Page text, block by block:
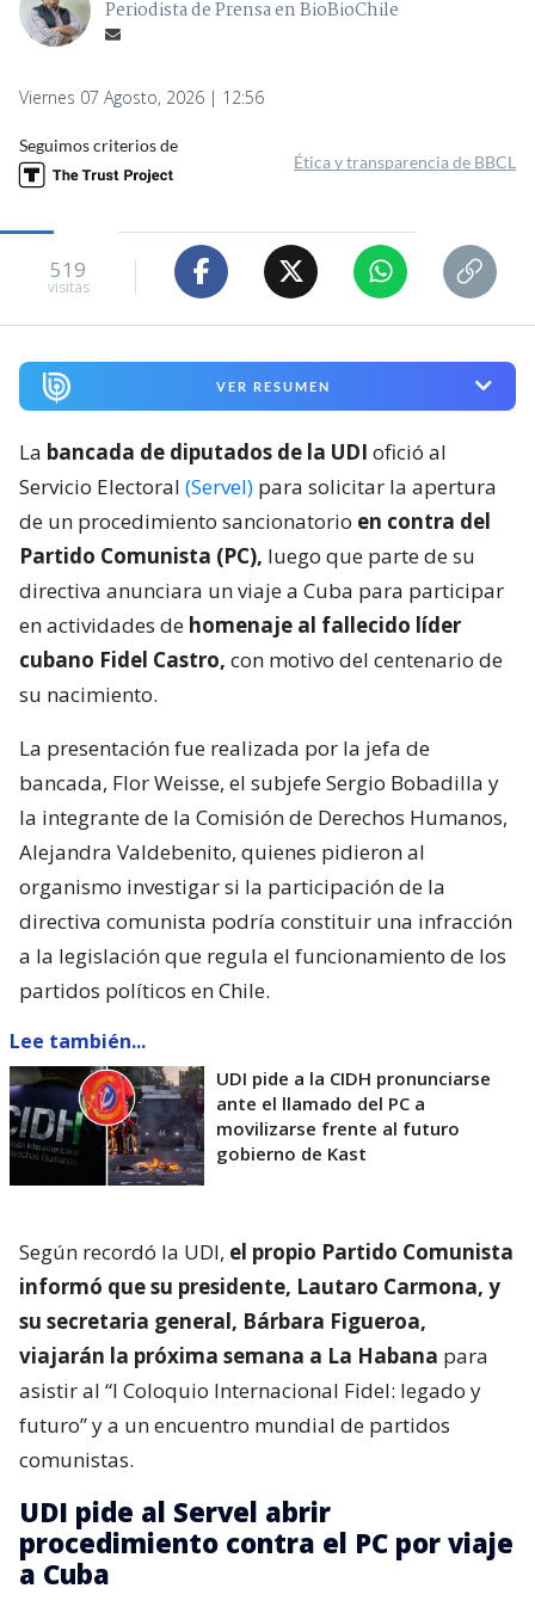
Periodista de Prensa en BioBioChile
Viernes 07 Agosto, 2026 | 12:56
Seguimos criterios de
Ética y transparencia de BBCL
519
visitas
VER RESUMEN
La bancada de diputados de la UDI ofició al
Servicio Electoral (Servel) para solicitar la apertura
de un procedimiento sancionatorio en contra del
Partido Comunista (PC), luego que parte de su
directiva anunciara un viaje a Cuba para participar
en actividades de homenaje al fallecido líder
cubano Fidel Castro, con motivo del centenario de
su nacimiento.
La presentación fue realizada por la jefa de
bancada, Flor Weisse, el subjefe Sergio Bobadilla y
la integrante de la Comisión de Derechos Humanos,
Alejandra Valdebenito, quienes pidieron al
organismo investigar si la participación de la
directiva comunista podría constituir una infracción
a la legislación que regula el funcionamiento de los
partidos políticos en Chile.
Lee también...
UDI pide a la CIDH pronunciarse
ante el llamado del PC a
movilizarse frente al futuro
gobierno de Kast
Según recordó la UDI, el propio Partido Comunista
informó que su presidente, Lautaro Carmona, y
su secretaria general, Bárbara Figueroa,
viajarán la próxima semana a La Habana para
asistir al “I Coloquio Internacional Fidel: legado y
futuro” y a un encuentro mundial de partidos
comunistas.
UDI pide al Servel abrir
procedimiento contra el PC por viaje
a Cuba